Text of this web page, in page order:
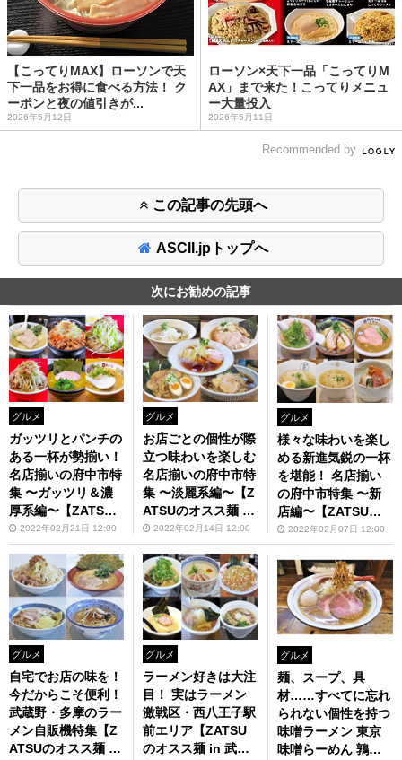
【こってりMAX】ローソンで天
下一品をお得に食べる方法！ ク
ーポンと夜の値引きが...
2026年5月12日
ローソン×天下一品「こってりM
AX」まで来た！こってりメニュ
ー大量投入
2026年5月11日
Recommended by
この記事の先頭へ
ASCII.jpトップへ
次にお勧めの記事
グルメ
ガッツリとパンチの
ある一杯が勢揃い！
名店揃いの府中市特
集 〜ガッツリ＆濃
厚系編〜【ZATSU
のオスス麺 in 武蔵
野・多摩】第92回
2022年02月21日 12:00
グルメ
お店ごとの個性が際
立つ味わいを楽しむ
名店揃いの府中市特
集 〜淡麗系編〜【Z
ATSUのオスス麺 in
武蔵野・多摩】第91
回
2022年02月14日 12:00
グルメ
様々な味わいを楽し
める新進気鋭の一杯
を堪能！ 名店揃い
の府中市特集 〜新
店編〜【ZATSUの
オスス麺 in 武蔵
野・多摩】第90回
2022年02月07日 12:00
グルメ
自宅でお店の味を！
今だからこそ便利！
武蔵野・多摩のラー
メン自販機特集【Z
ATSUのオスス麺 in
グルメ
ラーメン好きは大注
目！ 実はラーメン
激戦区・西八王子駅
前エリア【ZATSU
のオスス麺 in 武蔵
グルメ
麺、スープ、具
材……すべてに忘れ
られない個性を持つ
味噌ラーメン 東京
味噌らーめん 鶉